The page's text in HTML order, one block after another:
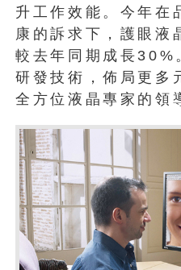
升工作效能。今年在
康的訴求下，護眼液
較去年同期成長30%
研發技術，佈局更多
全方位液晶專家的領